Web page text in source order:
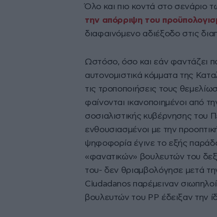
Όλο και πιο κοντά στο σενάριο
την απόρριψη του
διαφαινόμενο αδιέξοδο στις
Ωστόσο, όσο και εάν φαντάζει
αυτονομιστικά κόμματα της
τις τροποποιήσεις τους
φαίνονται ικανοποιημένοι από
σοσιαλιστικής κυβέρνησης του
ενθουσιασμένοι με την
ψηφοφορία έγινε το εξής
«φανατικών» βουλευτών του
του- δεν θριαμβολόγησε μετά
Ciudadanos παρέμειναν
βουλευτών του ΡΡ έδειξαν την